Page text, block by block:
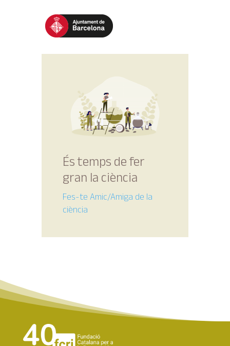
És temps de fer
gran la ciència
Fes-te Amic/Amiga de la
ciència